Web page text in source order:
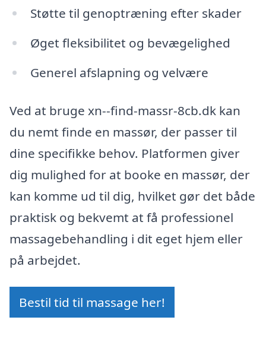
Støtte til genoptræning efter skader
Øget fleksibilitet og bevægelighed
Generel afslapning og velvære
Ved at bruge xn--find-massr-8cb.dk kan
du nemt finde en massør, der passer til
dine specifikke behov. Platformen giver
dig mulighed for at booke en massør, der
kan komme ud til dig, hvilket gør det både
praktisk og bekvemt at få professionel
massagebehandling i dit eget hjem eller
på arbejdet.
Bestil tid til massage her!